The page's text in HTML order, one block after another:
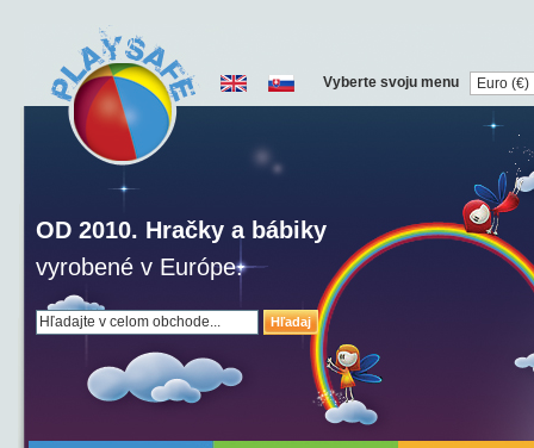
Hľadaj
OD 2010. Hračky a bábiky
vyrobené v Európe.
Vyberte svoju menu